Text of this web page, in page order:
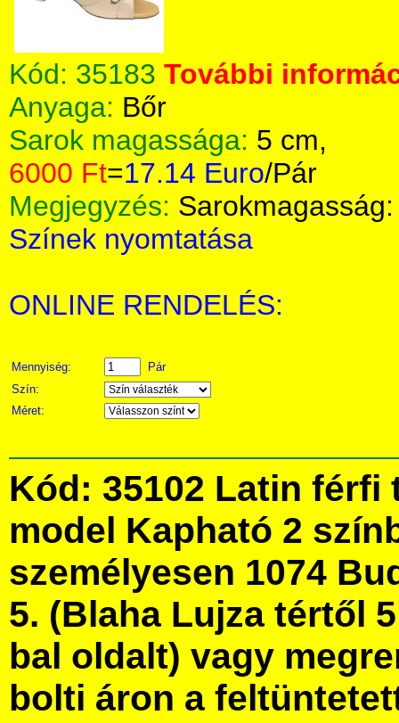
Kód: 35183 További
Anyaga: Bőr
Sarok magassága: 5 cm,
6000 Ft=17.14 Euro/Pár
Megjegyzés:
Színek nyomtatása
ONLINE RENDELÉS:
Mennyiség:
Pár
Szín:
Méret:
Kód: 35102 Latin
model Kapható 2
személyesen 1074
5. (Blaha Lujza tértől
bal oldalt) vagy
bolti áron a